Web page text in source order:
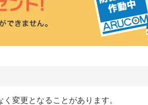
変更となることがあります。